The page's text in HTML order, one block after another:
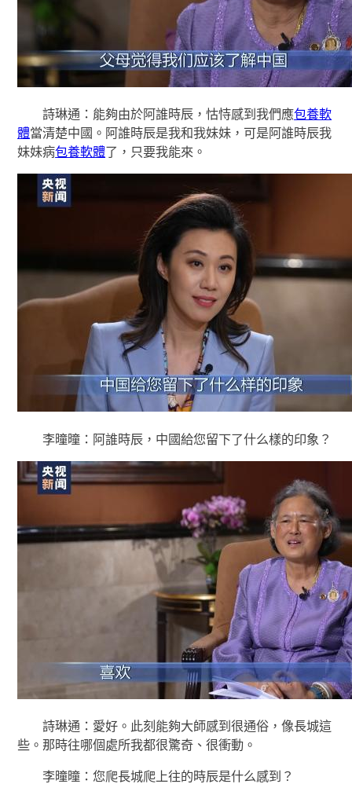
詩琳通：能夠由於阿誰時辰，怙恃感到我們應包養軟
體當清楚中國。阿誰時辰是我和我妹妹，可是阿誰時辰我
妹妹病包養軟體了，只要我能來。
李曈曈：阿誰時辰，中國給您留下了什么樣的印象？
詩琳通：愛好。此刻能夠大師感到很通俗，像長城這
些。那時往哪個處所我都很驚奇、很衝動。
李曈曈：您爬長城爬上往的時辰是什么感到？